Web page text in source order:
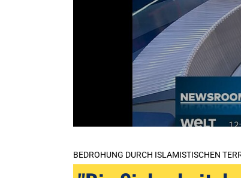
BEDROHUNG DURCH ISLAMISTISCHEN